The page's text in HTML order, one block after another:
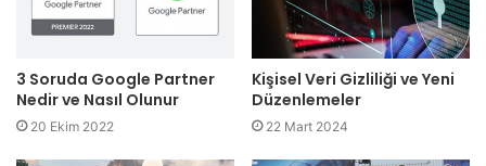
3 Soruda Google Partner
Nedir ve Nasıl Olunur
20 Ekim 2022
Kişisel Veri Gizliliği ve Yeni
Düzenlemeler
22 Mart 2024